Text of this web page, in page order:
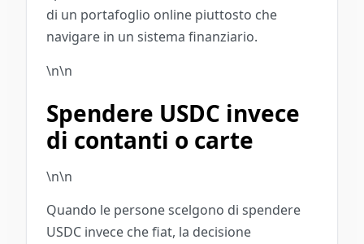
di un portafoglio online piuttosto che
navigare in un sistema finanziario.
\n\n
Spendere USDC invece
di contanti o carte
\n\n
Quando le persone scelgono di spendere
USDC invece che fiat, la decisione